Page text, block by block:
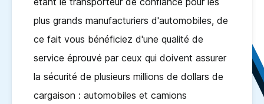
plus grands manufacturiers d'automobiles, de
ce fait vous bénéficiez d'une qualité de
service éprouvé par ceux qui doivent assurer
la sécurité de plusieurs millions de dollars de
cargaison : automobiles et camions